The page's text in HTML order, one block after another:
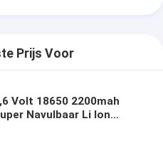
Prijs Voor
Volt 18650 2200mah
Navulbaar Li Ion